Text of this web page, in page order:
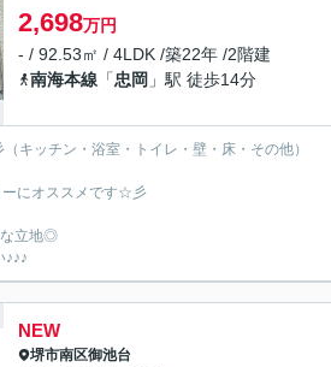
2,698万円
- / 92.53㎡ / 4LDK /築22年 /2階建
南海本線 「忠岡 」駅 徒歩14分
キッチン・浴室・トイレ・壁・床・その他）
にオススメです☆彡
な立地◎
NEW
堺市南区御池台